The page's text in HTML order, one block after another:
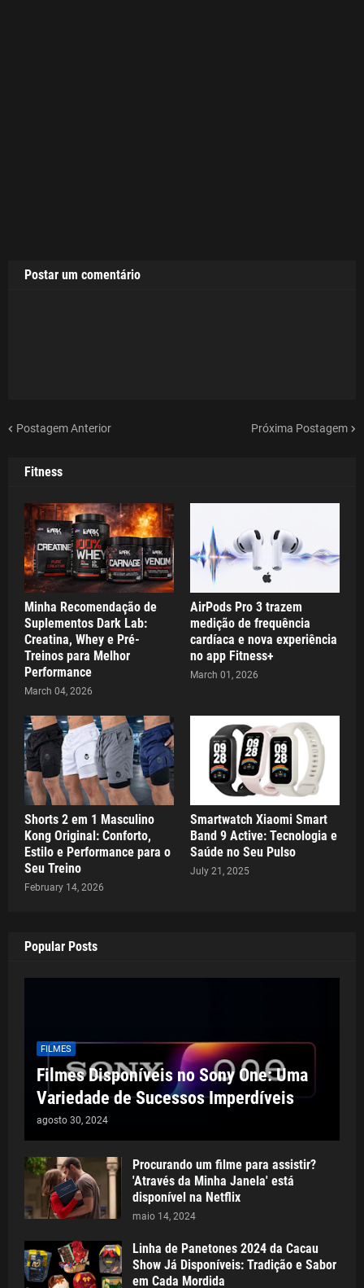
Postar um comentário
Postagem Anterior Próxima Postagem
Fitness
Minha Recomendação de
Suplementos Dark Lab:
Creatina, Whey e Pré-
Treinos para Melhor
Performance
March 04, 2026
AirPods Pro 3 trazem
medição de frequência
cardíaca e nova experiência
no app Fitness+
March 01, 2026
Shorts 2 em 1 Masculino
Kong Original: Conforto,
Estilo e Performance para o
Seu Treino
February 14, 2026
Smartwatch Xiaomi Smart
Band 9 Active: Tecnologia e
Saúde no Seu Pulso
July 21, 2025
Popular Posts
FILMES
Filmes Disponíveis no Sony One: Uma
Variedade de Sucessos Imperdíveis
agosto 30, 2024
Procurando um filme para assistir?
'Através da Minha Janela' está
disponível na Netflix
maio 14, 2024
Linha de Panetones 2024 da Cacau
Show Já Disponíveis: Tradição e Sabor
em Cada Mordida